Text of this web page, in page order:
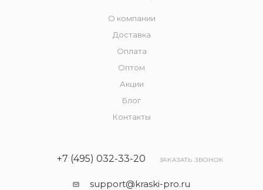
О компании
Доставка
Оплата
Оптом
Акции
Блог
Контакты
+7 (495) 032-33-20 ЗАКАЗАТЬ ЗВОНОК
support@kraski-pro.ru